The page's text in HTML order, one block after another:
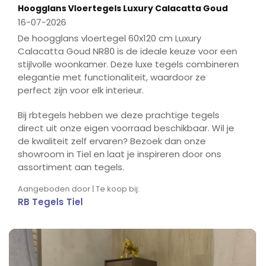
Hoogglans Vloertegels Luxury Calacatta Goud
16-07-2026
De hoogglans vloertegel 60x120 cm Luxury
Calacatta Goud NR80 is de ideale keuze voor een
stijlvolle woonkamer. Deze luxe tegels combineren
elegantie met functionaliteit, waardoor ze
perfect zijn voor elk interieur.
Bij rbtegels hebben we deze prachtige tegels
direct uit onze eigen voorraad beschikbaar. Wil je
de kwaliteit zelf ervaren? Bezoek dan onze
showroom in Tiel en laat je inspireren door ons
assortiment aan tegels.
Aangeboden door | Te koop bij:
RB Tegels Tiel